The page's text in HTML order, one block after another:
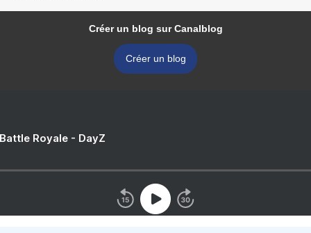
Créer un blog sur Canalblog
Créer un blog
Royale - DayZ